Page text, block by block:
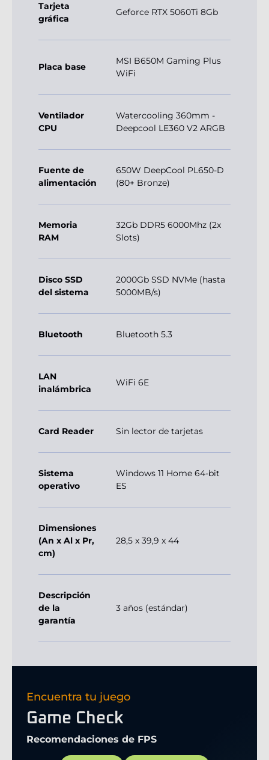
Tarjeta
gráfica
Geforce RTX 5060Ti 8Gb
Placa base
MSI B650M Gaming Plus
WiFi
Ventilador
CPU
Watercooling 360mm -
Deepcool LE360 V2 ARGB
Fuente de
alimentación
650W DeepCool PL650-D
(80+ Bronze)
Memoria
RAM
32Gb DDR5 6000Mhz (2x
Slots)
Disco SSD
del sistema
2000Gb SSD NVMe (hasta
5000MB/s)
Bluetooth Bluetooth 5.3
LAN
inalámbrica
WiFi 6E
Card Reader Sin lector de tarjetas
Sistema
operativo
Windows 11 Home 64-bit
ES
Dimensiones
(An x Al x Pr,
cm)
28,5 x 39,9 x 44
Descripción
de la
garantía
3 años (estándar)
Encuentra tu juego
Game Check
Recomendaciones de FPS